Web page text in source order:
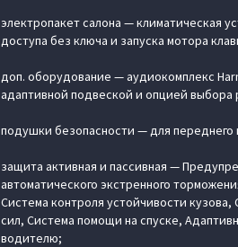
электропакет салона — климатическая
доступа без ключа и запуска мотора
доп. оборудование — аудиокомплекс
адаптивной подвеской и опцией
подушки безопасности — для
защита активная и пассивная —
автоматического экстренного
Система контроля устойчивости
сил, Система помощи на спуске,
водителю;